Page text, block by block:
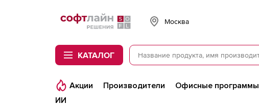
Softline
Москва
КАТАЛОГ
Акции Производители Офисные программы
ИИ